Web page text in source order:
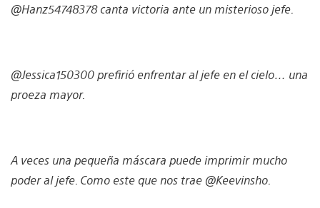
@Hanz54748378 canta victoria ante un misterioso jefe.
@Jessica150300 prefirió enfrentar al jefe en el cielo… una
proeza mayor.
A veces una pequeña máscara puede imprimir mucho
poder al jefe. Como este que nos trae @Keevinsho.